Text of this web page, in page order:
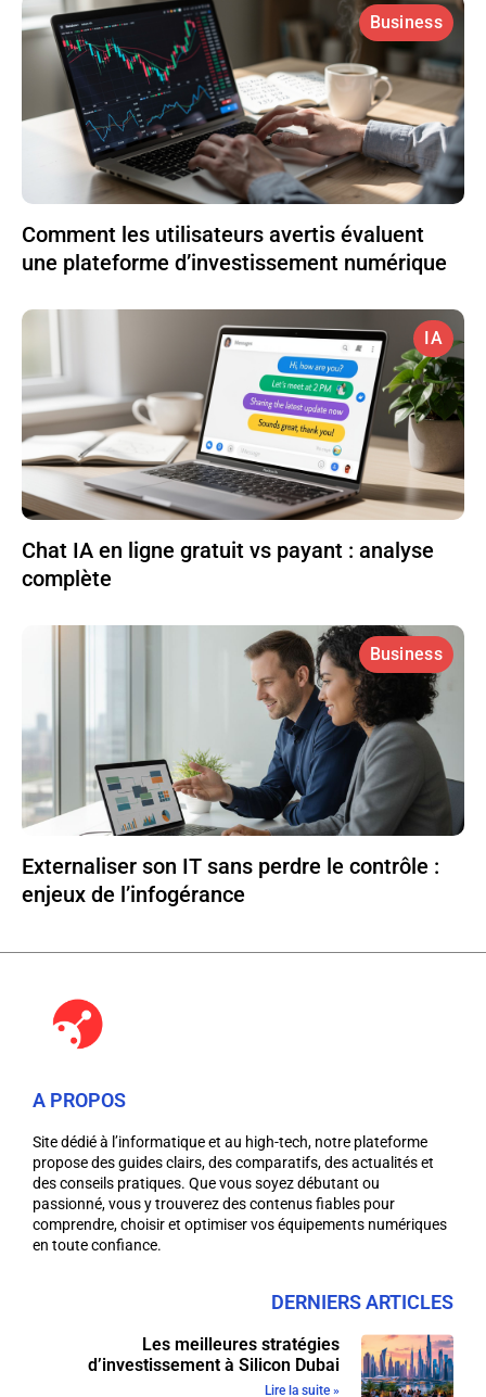
Business
Comment les utilisateurs avertis évaluent
une plateforme d’investissement numérique
IA
Chat IA en ligne gratuit vs payant : analyse
complète
Business
Externaliser son IT sans perdre le contrôle :
enjeux de l’infogérance
A PROPOS
Site dédié à l’informatique et au high-tech, notre plateforme
propose des guides clairs, des comparatifs, des actualités et
des conseils pratiques. Que vous soyez débutant ou
passionné, vous y trouverez des contenus fiables pour
comprendre, choisir et optimiser vos équipements numériques
en toute confiance.
DERNIERS ARTICLES
Les meilleures stratégies
d’investissement à Silicon Dubai
Lire la suite »